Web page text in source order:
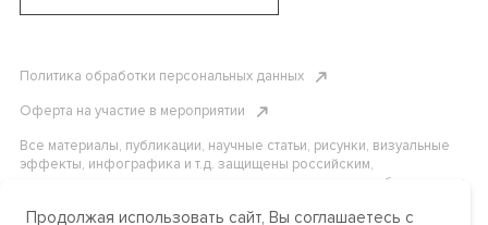
Политика обработки персональных данных
Оферта на участие в мероприятии
Все материалы, публикации, научные статьи, рисунки, визуальные
эффекты, инфографика и т.д. защищены российским,
американским и международным законодательством об авторском
материалов без письменного разрешения АНО «Центр
Продолжая использовать сайт, Вы соглашаетесь с